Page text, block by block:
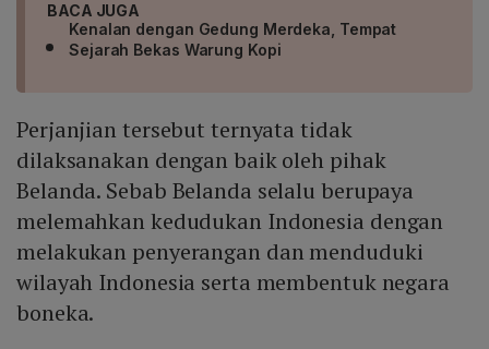
BACA JUGA
Kenalan dengan Gedung Merdeka, Tempat
Sejarah Bekas Warung Kopi
Perjanjian tersebut ternyata tidak
dilaksanakan dengan baik oleh pihak
Belanda. Sebab Belanda selalu berupaya
melemahkan kedudukan Indonesia dengan
melakukan penyerangan dan menduduki
wilayah Indonesia serta membentuk negara
boneka.